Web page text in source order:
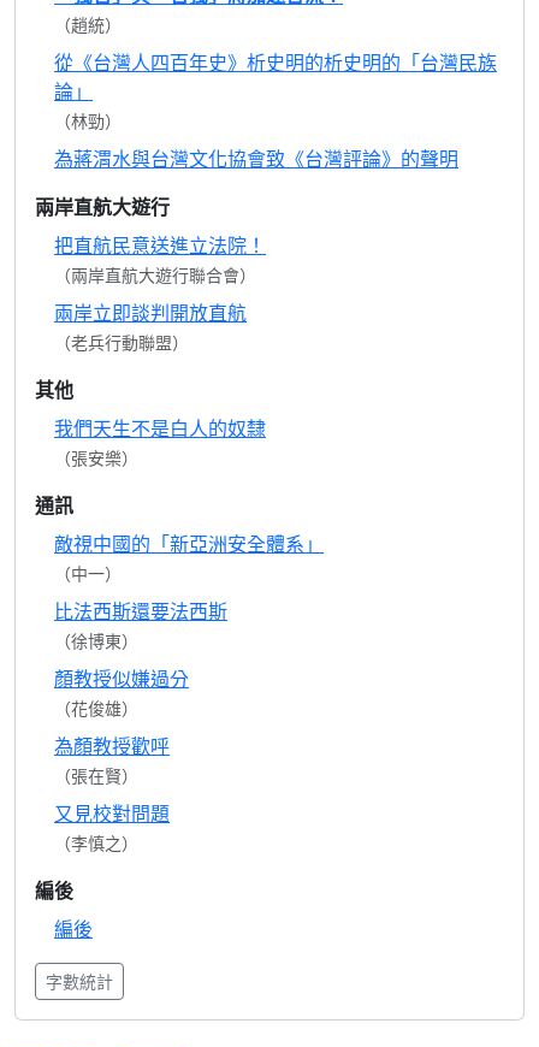
（趙統）
從《台灣人四百年史》析史明的析史明的「台灣民族
論」
（林勁）
為蔣渭水與台灣文化協會致《台灣評論》的聲明
兩岸直航大遊行
把直航民意送進立法院！
（兩岸直航大遊行聯合會）
兩岸立即談判開放直航
（老兵行動聯盟）
其他
我們天生不是白人的奴隸
（張安樂）
通訊
敵視中國的「新亞洲安全體系」
（中一）
比法西斯還要法西斯
（徐博東）
顏教授似嫌過分
（花俊雄）
為顏教授歡呼
（張在賢）
又見校對問題
（李慎之）
編後
編後
字數統計